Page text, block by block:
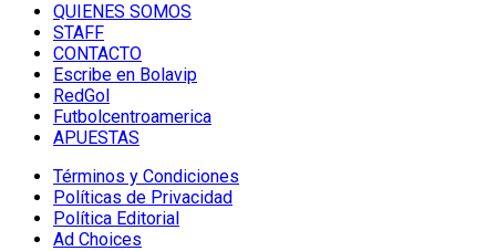
QUIENES SOMOS
STAFF
CONTACTO
Escribe en Bolavip
RedGol
Futbolcentroamerica
APUESTAS
Términos y Condiciones
Políticas de Privacidad
Política Editorial
Ad Choices